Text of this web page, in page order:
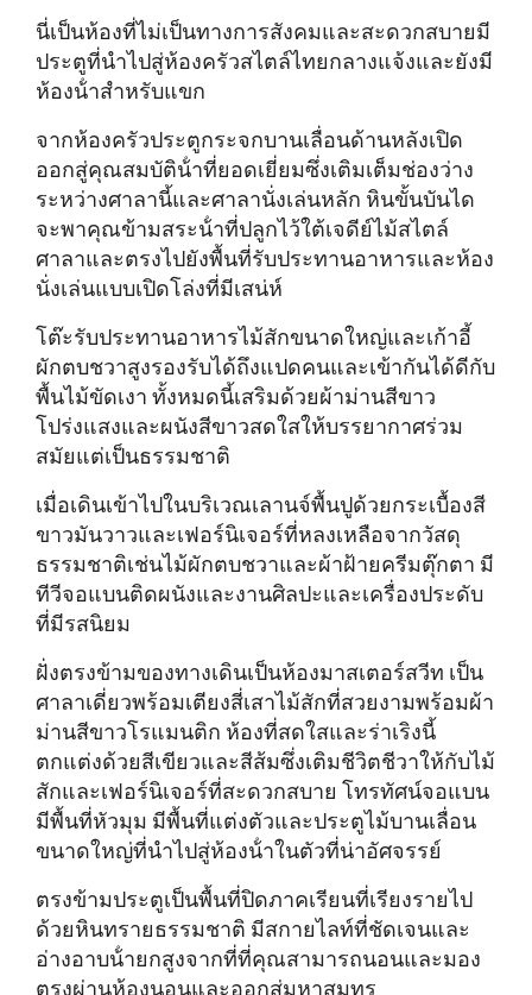
นี่เป็นห้องที่ไม่เป็นทางการสังคมและสะดวกสบายมี
ประตูที่นําไปสู่ห้องครัวสไตล์ไทยกลางแจ้งและยังมี
ห้องน้ําสําหรับแขก
จากห้องครัวประตูกระจกบานเลื่อนด้านหลังเปิด
ออกสู่คุณสมบัติน้ําที่ยอดเยี่ยมซึ่งเติมเต็มช่องว่าง
ระหว่างศาลานี้และศาลานั่งเล่นหลัก หินขั้นบันได
จะพาคุณข้ามสระน้ําที่ปลูกไว้ใต้เจดีย์ไม้สไตล์
ศาลาและตรงไปยังพื้นที่รับประทานอาหารและห้อง
นั่งเล่นแบบเปิดโล่งที่มีเสน่ห์
โต๊ะรับประทานอาหารไม้สักขนาดใหญ่และเก้าอี้
ผักตบชวาสูงรองรับได้ถึงแปดคนและเข้ากันได้ดีกับ
พื้นไม้ขัดเงา ทั้งหมดนี้เสริมด้วยผ้าม่านสีขาว
โปร่งแสงและผนังสีขาวสดใสให้บรรยากาศร่วม
สมัยแต่เป็นธรรมชาติ
เมื่อเดินเข้าไปในบริเวณเลานจ์พื้นปูด้วยกระเบื้องสี
ขาวมันวาวและเฟอร์นิเจอร์ที่หลงเหลือจากวัสดุ
ธรรมชาติเช่นไม้ผักตบชวาและผ้าฝ้ายครีมตุ๊กตา มี
ทีวีจอแบนติดผนังและงานศิลปะและเครื่องประดับ
ที่มีรสนิยม
ฝั่งตรงข้ามของทางเดินเป็นห้องมาสเตอร์สวีท เป็น
ศาลาเดี่ยวพร้อมเตียงสี่เสาไม้สักที่สวยงามพร้อมผ้า
ม่านสีขาวโรแมนติก ห้องที่สดใสและร่าเริงนี้
ตกแต่งด้วยสีเขียวและสีส้มซึ่งเติมชีวิตชีวาให้กับไม้
สักและเฟอร์นิเจอร์ที่สะดวกสบาย โทรทัศน์จอแบน
มีพื้นที่หัวมุม มีพื้นที่แต่งตัวและประตูไม้บานเลื่อน
ขนาดใหญ่ที่นําไปสู่ห้องน้ําในตัวที่น่าอัศจรรย์
ตรงข้ามประตูเป็นพื้นที่ปิดภาคเรียนที่เรียงรายไป
ด้วยหินทรายธรรมชาติ มีสกายไลท์ที่ชัดเจนและ
อ่างอาบน้ํายกสูงจากที่ที่คุณสามารถนอนและมอง
ตรงผ่านห้องนอนและออกสู่มหาสมุทร